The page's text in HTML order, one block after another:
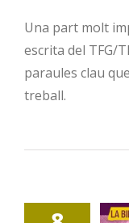
Una part molt
escrita del TFG/
paraules clau
treball.